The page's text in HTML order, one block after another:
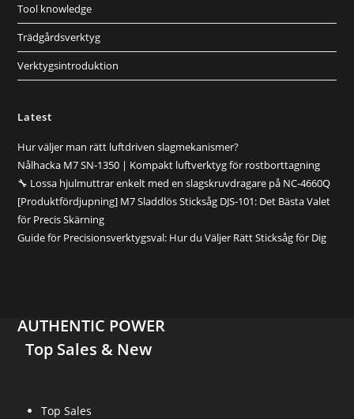
Tool knowledge
Trädgårdsverktyg
Verktygsintroduktion
Latest
Hur väljer man rätt luftdriven slagmekanismer?
Nålhacka M7 SN-1350 | Kompakt luftverktyg för rostborttagning
🔧 Lossa hjulmuttrar enkelt med en slagskruvdragare på NC-4660Q
[Produktfördjupning] M7 Sladdlös Sticksåg DJS-101: Det Bästa Valet
för Precis Skärning
Guide för Precisionsverktygsval: Hur du Väljer Rätt Sticksåg för Dig
AUTHENTIC POWER
Top Sales & New
Top Sales